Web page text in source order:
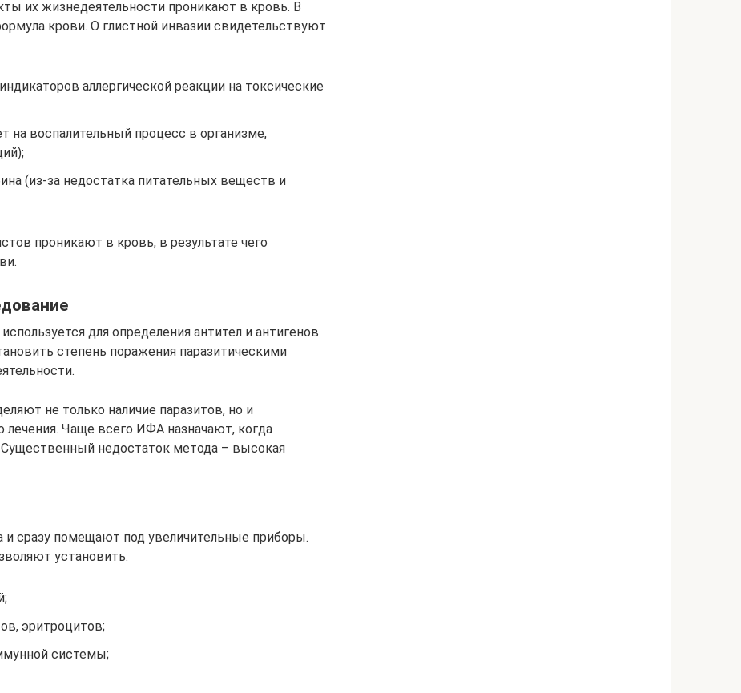
их жизнедеятельности проникают в кровь. В
крови. О глистной инвазии свидетельствуют
аллергической реакции на токсические
воспалительный процесс в организме,
(из-за недостатка питательных веществ и
проникают в кровь, в результате чего
для определения антител и антигенов.
степень поражения паразитическими
не только наличие паразитов, но и
Чаще всего ИФА назначают, когда
недостаток метода – высокая
и сразу помещают под увеличительные приборы.
установить:
эритроцитов;
системы;